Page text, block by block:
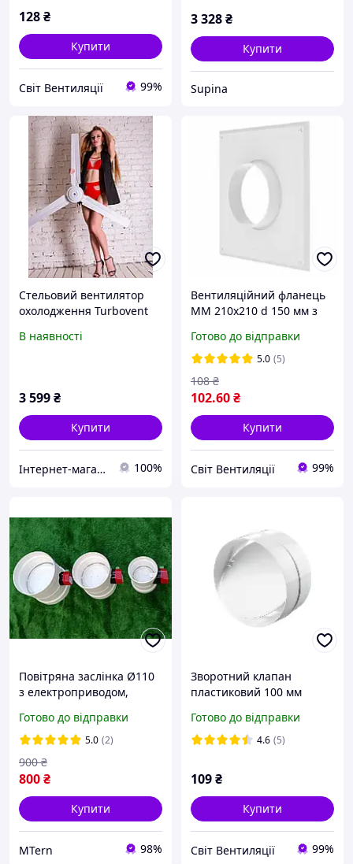
128₴
Купити
Світ Вентиляції 99%
3 328₴
Купити
Supina
Стельовий вентилятор
охолодження Turbovent
В наявності
3 599₴
Купити
Інтернет-магазин "Propeller.in.ua" 100%
Вентиляційний фланець
ММ 210х210 d 150 мм з
Готово до відправки
5.0 (5)
102.60₴
108 ₴
Купити
Світ Вентиляції 99%
Повітряна заслінка Ø110
з електроприводом,
дросель-клапан
Готово до відправки
5.0 (2)
800₴
900 ₴
Купити
MTern 98%
Зворотний клапан
пластиковий 100 мм
Готово до відправки
4.6 (5)
109₴
Купити
Світ Вентиляції 99%